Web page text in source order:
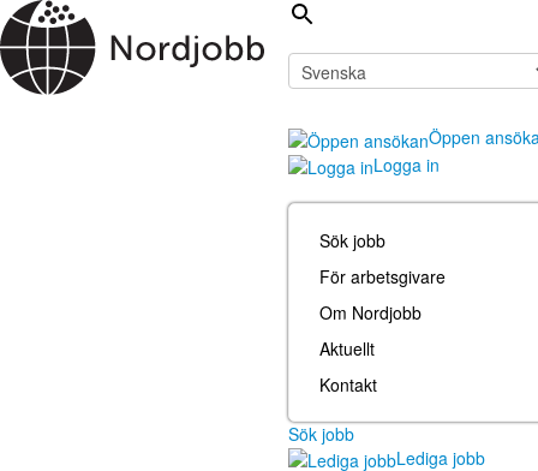
Öppen
Logga in
Sök jobb
För arbetsgivare
Om Nordjobb
Aktuellt
Kontakt
Sök jobb
Lediga jobb